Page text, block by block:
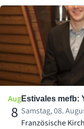
Aug
8
Estivales mefb:
Samstag, 08.
Französische